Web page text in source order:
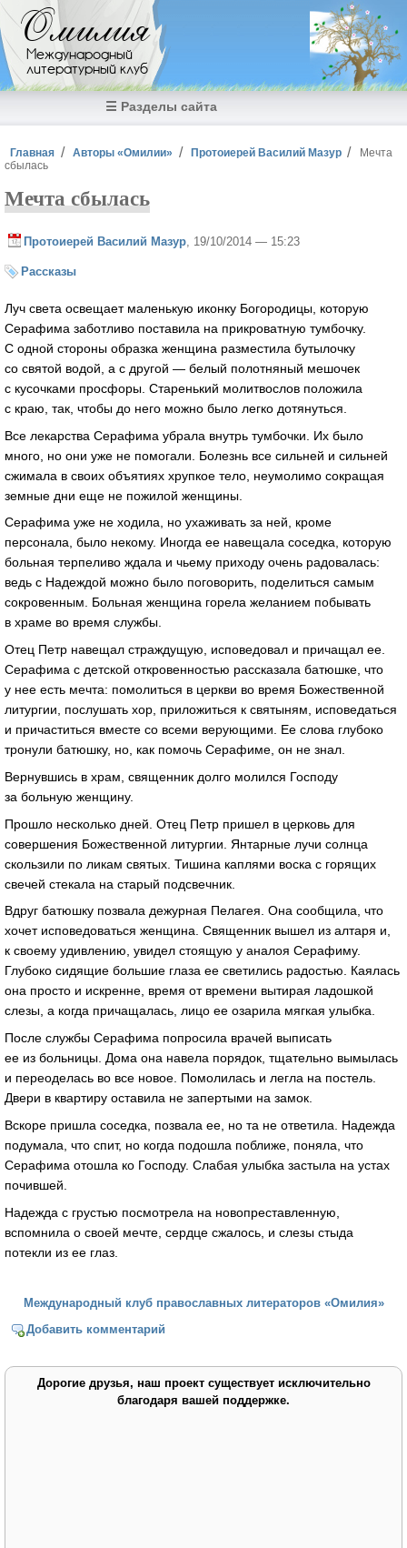
Перейти к основному содержанию
Омилия
Международный
литературный клуб
☰ Разделы сайта
Вы здесь
Главная Авторы «Омилии» Протоиерей Василий Мазур
Мечта
сбылась
Мечта сбылась
Протоиерей Василий Мазур , 19/10/2014 — 15:23
Рассказы
Луч света освещает маленькую иконку Богородицы, которую
Серафима заботливо поставила на прикроватную тумбочку.
С одной стороны образка женщина разместила бутылочку
со святой водой, а с другой — белый полотняный мешочек
с кусочками просфоры. Старенький молитвослов положила
с краю, так, чтобы до него можно было легко дотянуться.
Все лекарства Серафима убрала внутрь тумбочки. Их было
много, но они уже не помогали. Болезнь все сильней и сильней
сжимала в своих объятиях хрупкое тело, неумолимо сокращая
земные дни еще не пожилой женщины.
Серафима уже не ходила, но ухаживать за ней, кроме
персонала, было некому. Иногда ее навещала соседка, которую
больная терпеливо ждала и чьему приходу очень радовалась:
ведь с Надеждой можно было поговорить, поделиться самым
сокровенным. Больная женщина горела желанием побывать
в храме во время службы.
Отец Петр навещал страждущую, исповедовал и причащал ее.
Серафима с детской откровенностью рассказала батюшке, что
у нее есть мечта: помолиться в церкви во время Божественной
литургии, послушать хор, приложиться к святыням, исповедаться
и причаститься вместе со всеми верующими. Ее слова глубоко
тронули батюшку, но, как помочь Серафиме, он не знал.
Вернувшись в храм, священник долго молился Господу
за больную женщину.
Прошло несколько дней. Отец Петр пришел в церковь для
совершения Божественной литургии. Янтарные лучи солнца
скользили по ликам святых. Тишина каплями воска с горящих
свечей стекала на старый подсвечник.
Вдруг батюшку позвала дежурная Пелагея. Она сообщила, что
хочет исповедоваться женщина. Священник вышел из алтаря и,
к своему удивлению, увидел стоящую у аналоя Серафиму.
Глубоко сидящие большие глаза ее светились радостью. Каялась
она просто и искренне, время от времени вытирая ладошкой
слезы, а когда причащалась, лицо ее озарила мягкая улыбка.
После службы Серафима попросила врачей выписать
ее из больницы. Дома она навела порядок, тщательно вымылась
и переоделась во все новое. Помолилась и легла на постель.
Двери в квартиру оставила не запертыми на замок.
Вскоре пришла соседка, позвала ее, но та не ответила. Надежда
подумала, что спит, но когда подошла поближе, поняла, что
Серафима отошла ко Господу. Слабая улыбка застыла на устах
почившей.
Надежда с грустью посмотрела на новопреставленную,
вспомнила о своей мечте, сердце сжалось, и слезы стыда
потекли из ее глаз.
Международный клуб православных литераторов «Омилия»
Добавить комментарий
Дорогие друзья, наш проект существует исключительно
благодаря вашей поддержке.